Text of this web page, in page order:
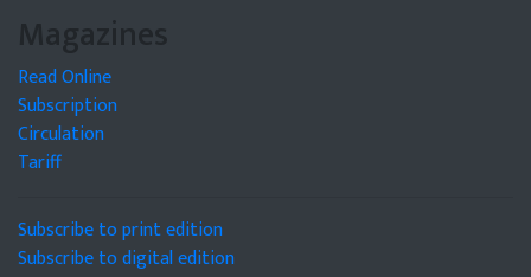
Magazines
Read Online
Subscription
Circulation
Tariff
Subscribe to print edition
Subscribe to digital edition